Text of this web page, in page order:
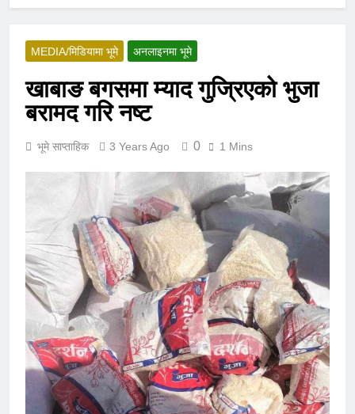
MEDIA/मिडियामा भूमे अनलाइनमा भूमे
खाबाङ बगसमा म्याद गुज्रिएको भुजा
बरामद गरि नष्ट
भूमे साप्ताहिक 3 Years Ago 0 1 Mins